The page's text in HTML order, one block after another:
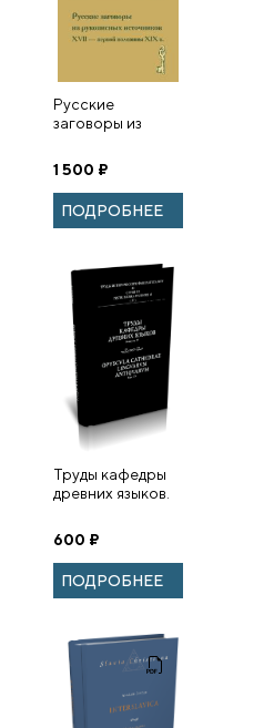
Русские
заговоры из
источников ХVII
— первой
половины ХIХ в.
1 500 ₽
ПОДРОБНЕЕ
Труды кафедры
древних языков.
600 ₽
ПОДРОБНЕЕ